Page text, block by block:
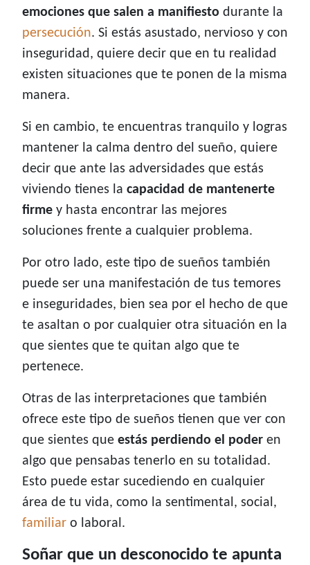
emociones que salen a manifiesto durante la
persecución. Si estás asustado, nervioso y con
inseguridad, quiere decir que en tu realidad
existen situaciones que te ponen de la misma
manera.
Si en cambio, te encuentras tranquilo y logras
mantener la calma dentro del sueño, quiere
decir que ante las adversidades que estás
viviendo tienes la capacidad de mantenerte
firme y hasta encontrar las mejores
soluciones frente a cualquier problema.
Por otro lado, este tipo de sueños también
puede ser una manifestación de tus temores
e inseguridades, bien sea por el hecho de que
te asaltan o por cualquier otra situación en la
que sientes que te quitan algo que te
pertenece.
Otras de las interpretaciones que también
ofrece este tipo de sueños tienen que ver con
que sientes que estás perdiendo el poder en
algo que pensabas tenerlo en su totalidad.
Esto puede estar sucediendo en cualquier
área de tu vida, como la sentimental, social,
familiar o laboral.
Soñar que un desconocido te apunta